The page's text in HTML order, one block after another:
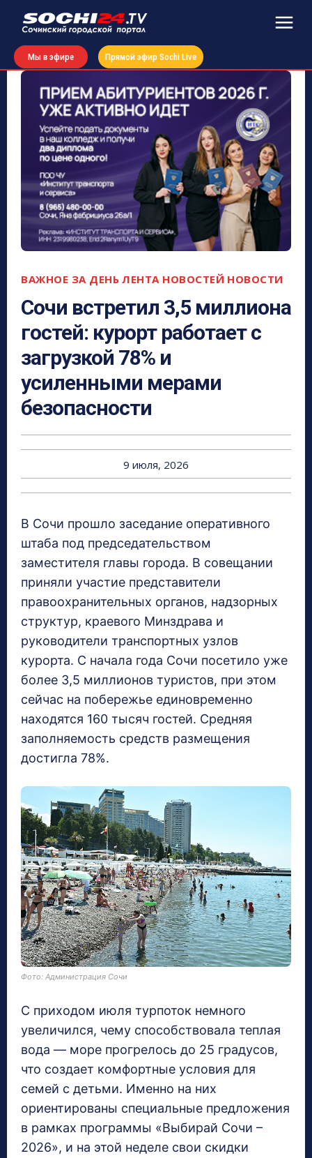
Мы в эфире Прямой эфир Sochi Live
ВАЖНОЕ ЗА ДЕНЬ ЛЕНТА НОВОСТЕЙ НОВОСТИ
Сочи встретил 3,5 миллиона
гостей: курорт работает с
загрузкой 78% и
усиленными мерами
безопасности
9 июля, 2026
В Сочи прошло заседание оперативного
штаба под председательством
заместителя главы города. В совещании
приняли участие представители
правоохранительных органов, надзорных
структур, краевого Минздрава и
руководители транспортных узлов
курорта. С начала года Сочи посетило уже
более 3,5 миллионов туристов, при этом
сейчас на побережье единовременно
находятся 160 тысяч гостей. Средняя
заполняемость средств размещения
достигла 78%.
Фото: Администрация Сочи
С приходом июля турпоток немного
увеличился, чему способствовала теплая
вода — море прогрелось до 25 градусов,
что создает комфортные условия для
семей с детьми. Именно на них
ориентированы специальные предложения
в рамках программы «Выбирай Сочи –
2026», и на этой неделе свои скидки